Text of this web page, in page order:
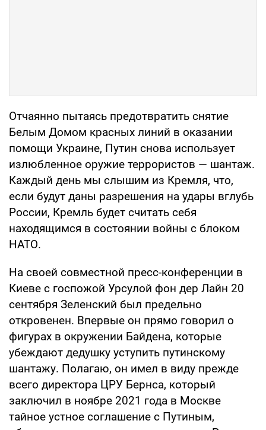
Отчаянно пытаясь предотвратить снятие
Белым Домом красных линий в оказании
помощи Украине, Путин снова использует
излюбленное оружие террористов — шантаж.
Каждый день мы слышим из Кремля, что,
если будут даны разрешения на удары вглубь
России, Кремль будет считать себя
находящимся в состоянии войны с блоком
НАТО.
На своей совместной пресс-конференции в
Киеве с госпожой Урсулой фон дер Лайн 20
сентября Зеленский был предельно
откровенен. Впервые он прямо говорил о
фигурах в окружении Байдена, которые
убеждают дедушку уступить путинскому
шантажу. Полагаю, он имел в виду прежде
всего директора ЦРУ Бернса, который
заключил в ноябре 2021 года в Москве
тайное устное соглашение с Путиным,